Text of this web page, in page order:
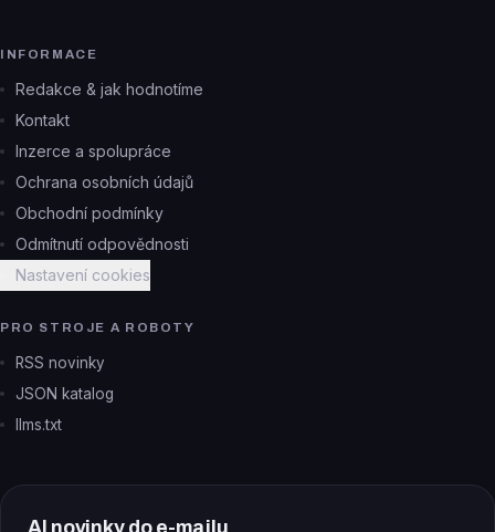
INFORMACE
Redakce & jak hodnotíme
Kontakt
Inzerce a spolupráce
Ochrana osobních údajů
Obchodní podmínky
Odmítnutí odpovědnosti
Nastavení cookies
PRO STROJE A ROBOTY
RSS novinky
JSON katalog
llms.txt
AI novinky do e-mailu